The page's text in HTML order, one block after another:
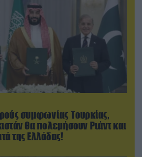
συμφωνίας Τουρκίας,
θα πολεμήσουν Ριάντ και
της Ελλάδας!